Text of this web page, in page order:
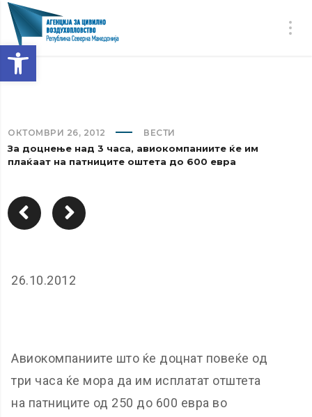
Open toolbar
ОКТОМВРИ 26, 2012 ВЕСТИ
За доцнење над 3 часа, авиокомпаниите ќе им
плаќаат на патниците оштета до 600 евра
26.10.2012
Авиокомпаниите што ќе доцнат повеќе од
три часа ќе мора да им исплатат отштета
на патниците од 250 до 600 евра во